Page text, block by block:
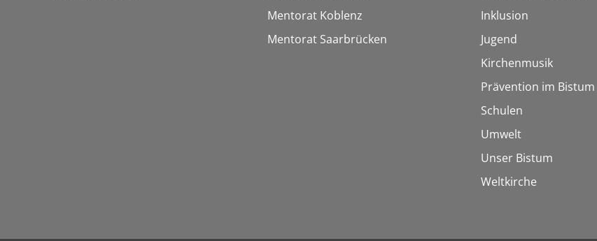
Mentorat Koblenz
Mentorat Saarbrücken
Inklusion
Jugend
Kirchenmusik
Prävention im Bistum
Schulen
Umwelt
Unser Bistum
Weltkirche